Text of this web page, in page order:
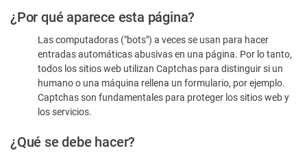
Por
favor,
confirme
humano
¿Por qué aparece esta página?
Las computadoras ("bots") a veces se usan para hacer
entradas automáticas abusivas en una página. Por lo tanto,
todos los sitios web utilizan Captchas para distinguir si un
humano o una máquina rellena un formulario, por ejemplo.
Captchas son fundamentales para proteger los sitios web y
los servicios.
¿Qué se debe hacer?